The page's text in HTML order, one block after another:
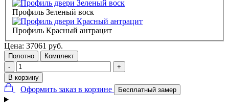
Профиль Зеленый воск
Профиль Красный антрацит
Цена: 37061 руб.
Полотно
Комплект
-
+
В корзину
Оформить заказ в корзине Бесплатный замер